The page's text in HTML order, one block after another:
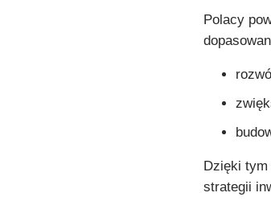
Polacy
Dzięki tym
strategii